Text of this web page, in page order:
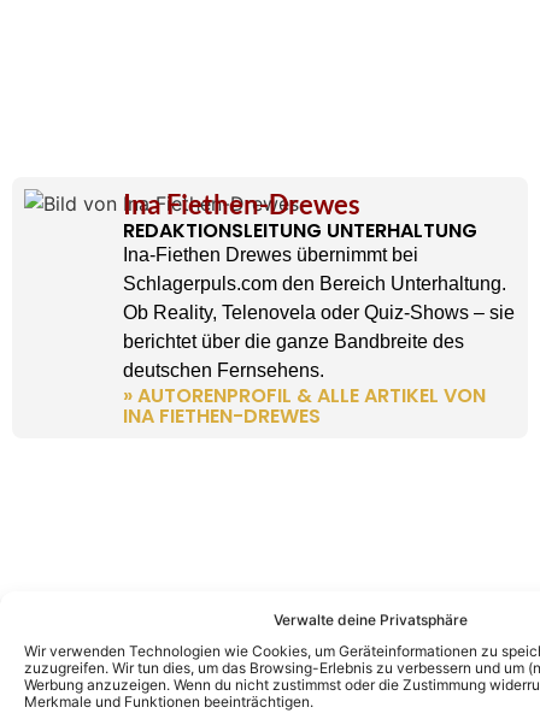
Verwalte deine Privatsphäre
Wir verwenden Technologien wie Cookies, um Geräteinformationen zu
zuzugreifen. Wir tun dies, um das Browsing-Erlebnis zu verbessern und um
Werbung anzuzeigen. Wenn du nicht zustimmst oder die Zustimmung
Merkmale und Funktionen beeinträchtigen.
Ina Fiethen-Drewes
REDAKTIONSLEITUNG UNTERHALTUNG
Ina-Fiethen Drewes übernimmt bei
Schlagerpuls.com den Bereich Unterhaltung.
Ob Reality, Telenovela oder Quiz-Shows – sie
berichtet über die ganze Bandbreite des
deutschen Fernsehens.
» AUTORENPROFIL & ALLE ARTIKEL VON
INA FIETHEN-DREWES